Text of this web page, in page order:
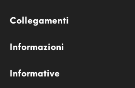
Collegamenti
Informazioni
Informative